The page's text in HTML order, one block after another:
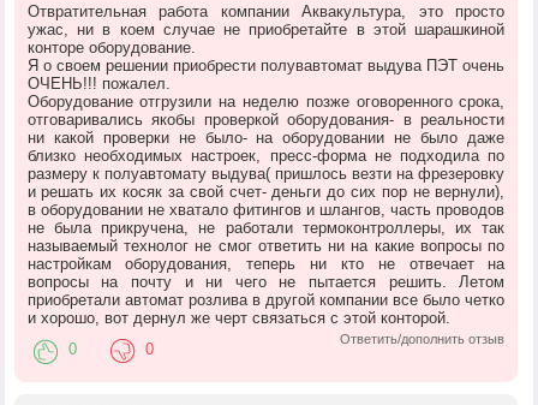
Отвратительная работа компании Аквакультура, это просто
ужас, ни в коем случае не приобретайте в этой шарашкиной
конторе оборудование.
Я о своем решении приобрести полувавтомат выдува ПЭТ очень
ОЧЕНЬ!!! пожалел.
Оборудование отгрузили на неделю позже оговоренного срока,
отговаривались якобы проверкой оборудования- в реальности
ни какой проверки не было- на оборудовании не было даже
близко необходимых настроек, пресс-форма не подходила по
размеру к полуавтомату выдува( пришлось везти на фрезеровку
и решать их косяк за свой счет- деньги до сих пор не вернули),
в оборудовании не хватало фитингов и шлангов, часть проводов
не была прикручена, не работали термоконтроллеры, их так
называемый технолог не смог ответить ни на какие вопросы по
настройкам оборудования, теперь ни кто не отвечает на
вопросы на почту и ни чего не пытается решить. Летом
приобретали автомат розлива в другой компании все было четко
и хорошо, вот дернул же черт связаться с этой конторой.
Ответить/дополнить отзыв
0 0